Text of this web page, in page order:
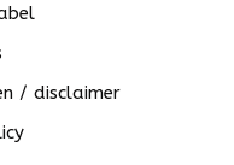
/ disclaimer